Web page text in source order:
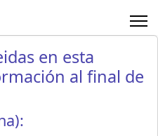
en esta
al final de